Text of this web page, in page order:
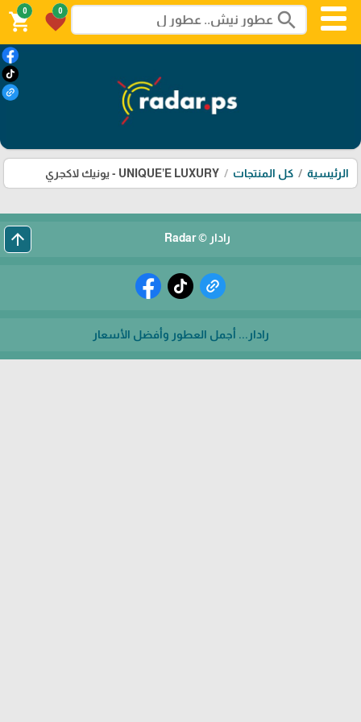
search
0
favorite
0
shopping_cart
الرئيسية كل المنتجات UNIQUE’E LUXURY - يونيك لاكجري
رادار © Radar arrow_upward
رادار... أجمل العطور وأفضل الأسعار